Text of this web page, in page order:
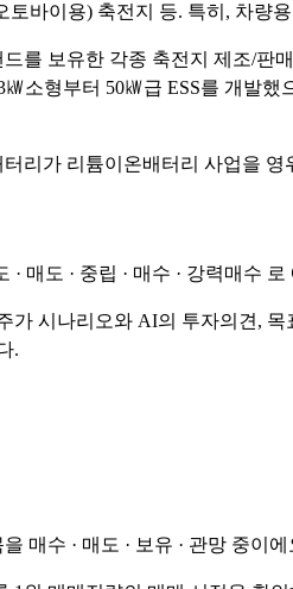
토바이용) 축전지 등. 특히, 차량
를 보유한 각종 축전지 제조/판
소형부터 50㎾급 ESS를 개발했
리가 리튬이온배터리 사업을 영
· 매도 · 중립 · 매수 · 강력매수 로
가 시나리오와 AI의 투자의견, 목
.
을 매수 · 매도 · 보유 · 관망 중이에